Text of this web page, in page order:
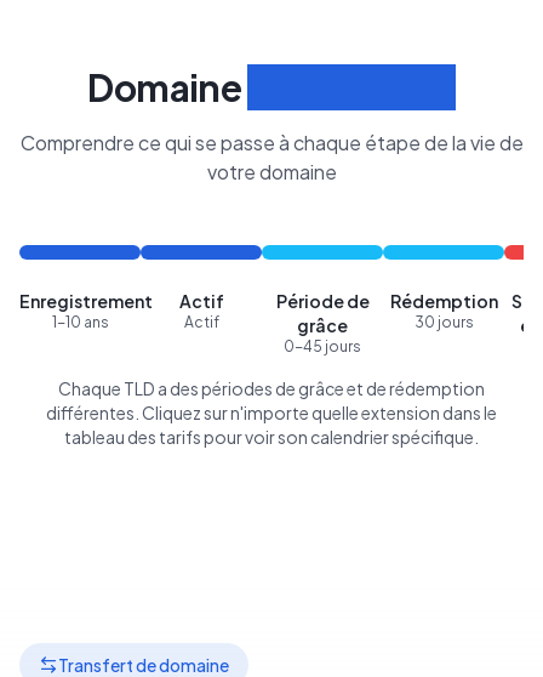
Domaine
Comprendre ce qui se passe à chaque étape de la vie de
votre domaine
Enregistrement
1-10 ans
Actif
Actif
Période de
grâce
0-45 jours
Rédemption
30 jours
Chaque TLD a des périodes de grâce et de rédemption
différentes. Cliquez sur n'importe quelle extension dans le
tableau des tarifs pour voir son calendrier spécifique.
Transfert de domaine